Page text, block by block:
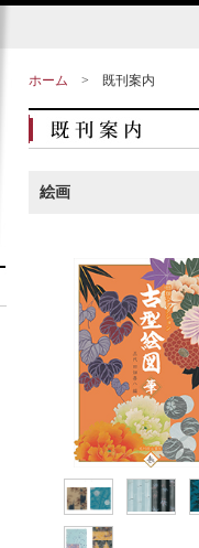
ホーム > 既刊案内
絵画